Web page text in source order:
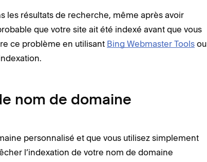
les résultats de recherche, même après avoir
que votre site ait été indexé avant que vous
ce problème en utilisant Bing Webmaster Tools ou
nom de domaine
personnalisé et que vous utilisez simplement
l’indexation de votre nom de domaine